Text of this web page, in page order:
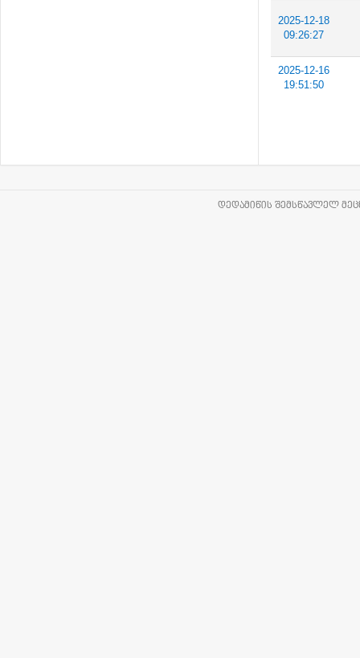
2025-12-18
09:26:27
2025-12-16
19:51:50
ᲓᲔᲓᲐᲛᲘᲬᲘᲡ ᲨᲔᲛᲡᲬᲐᲕᲚᲔᲚ